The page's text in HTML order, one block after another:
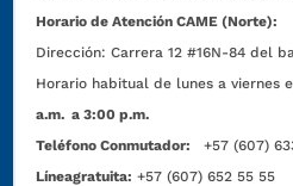
Horario de Atención CAME (Norte):
Dirección:Carrera 12 #16N-84 del
Horario habitual de lunes a viernes
a.m. a 3:00 p.m.
Teléfono Conmutador:
+57 (607)
Líneagratuita: +57 (607) 652 55 55